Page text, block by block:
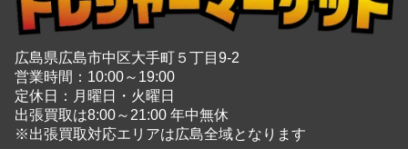
広島県広島市中区大手町５丁目9-2
営業時間：10:00～19:00
定休日：月曜日・火曜日
出張買取は8:00～21:00 年中無休
※出張買取対応エリアは広島全域となります